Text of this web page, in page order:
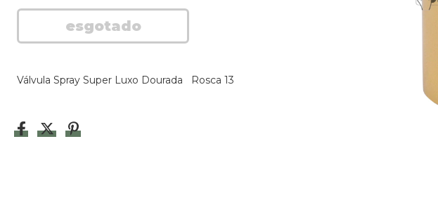
Válvula Spray Super Luxo Dourada Rosca 13